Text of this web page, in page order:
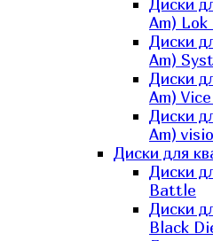
Диски
Am) Lok
Диски
Am)
Диски
Am)
Диски
Am)
Диски для
Диски
Battle
Диски
Black